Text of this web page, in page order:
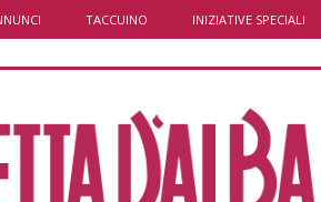
TACCUINO INIZIATIVE SPECIALI